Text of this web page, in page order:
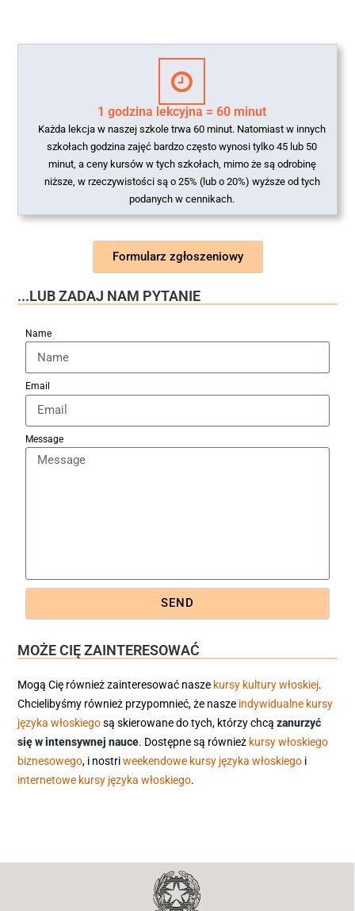
1 godzina lekcyjna = 60 minut
Każda lekcja w naszej szkole trwa 60 minut. Natomiast w innych
szkołach godzina zajęć bardzo często wynosi tylko 45 lub 50
minut, a ceny kursów w tych szkołach, mimo że są odrobinę
niższe, w rzeczywistości są o 25% (lub o 20%) wyższe od tych
podanych w cennikach.
Formularz zgłoszeniowy
...LUB ZADAJ NAM PYTANIE
Name
Email
Message
SEND
MOŻE CIĘ ZAINTERESOWAĆ
Mogą Cię również zainteresować nasze kursy kultury włoskiej.
Chcielibyśmy również przypomnieć, że nasze indywidualne kursy
języka włoskiegosą skierowane do tych, którzy chcą zanurzyć
się w intensywnej nauce. Dostępne są również kursy włoskiego
biznesowego, i nostriweekendowe kursy języka włoskiego i
internetowe kursy języka włoskiego.